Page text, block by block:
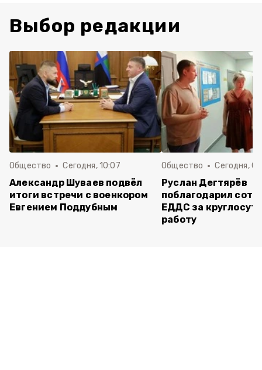
Выбор редакции
Общество Сегодня, 10:07
Александр Шуваев подвёл
итоги встречи с военкором
Евгением Поддубным
Общество Сегодня,
Руслан Дегтярёв
поблагодарил
ЕДДС за
работу